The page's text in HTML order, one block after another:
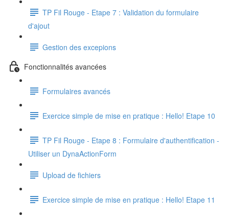
TP Fil Rouge - Etape 7 : Validation du formulaire
d'ajout
Gestion des excepions
Fonctionnalités avancées
Formulaires avancés
Exercice simple de mise en pratique : Hello! Etape 10
TP Fil Rouge - Etape 8 : Formulaire d'authentification -
Utiliser un DynaActionForm
Upload de fichiers
Exercice simple de mise en pratique : Hello! Etape 11